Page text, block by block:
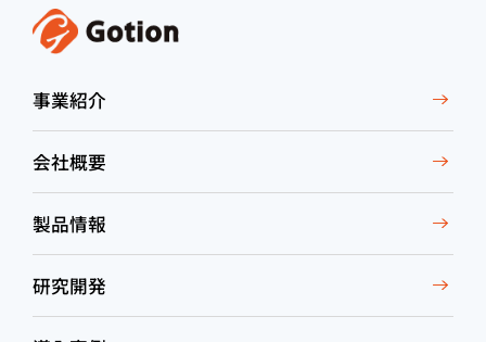
事業紹介
会社概要
製品情報
研究開発